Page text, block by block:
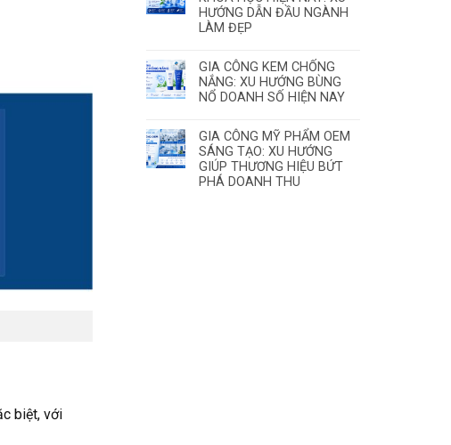
biệt, với
HƯỚNG DẪN ĐẦU NGÀNH
LÀM ĐẸP
GIA CÔNG KEM CHỐNG
NẮNG: XU HƯỚNG BÙNG
NỔ DOANH SỐ HIỆN NAY
GIA CÔNG MỸ PHẨM OEM
SÁNG TẠO: XU HƯỚNG
GIÚP THƯƠNG HIỆU BỨT
PHÁ DOANH THU